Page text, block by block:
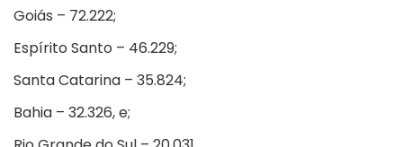
Goiás – 72.222;
Espírito Santo – 46.229;
Santa Catarina – 35.824;
Bahia – 32.326, e;